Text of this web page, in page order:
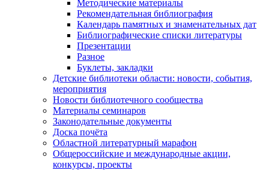
Методические материалы
Рекомендательная библиография
Календарь памятных и знаменательных дат
Библиографические списки литературы
Презентации
Разное
Буклеты, закладки
Детские библиотеки области: новости, события,
мероприятия
Новости библиотечного сообщества
Материалы семинаров
Законодательные документы
Доска почёта
Областной литературный марафон
Общероссийские и международные акции,
конкурсы, проекты